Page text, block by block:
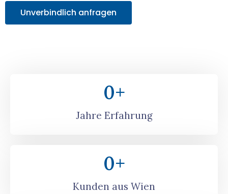
Unverbindlich anfragen
Jahre Erfahrung
0+
Kunden aus Wien
0+